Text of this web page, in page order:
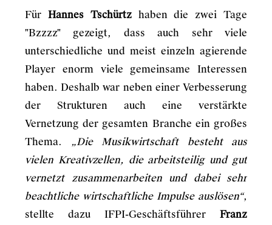
Für Hannes Tschürtzhaben die zwei Tage
"Bzzzz" gezeigt, dass auch sehr viele
unterschiedliche und meist einzeln agierende
Player enorm viele gemeinsame Interessen
haben. Deshalb war neben einer Verbesserung
der Strukturen auch eine verstärkte
Vernetzung der gesamten Branche ein großes
Thema.
„Die Musikwirtschaft besteht aus
vielen Kreativzellen, die arbeitsteilig und gut
vernetzt zusammenarbeiten und dabei sehr
beachtliche wirtschaftliche Impulse auslösen“,
stellte dazu IFPI-Geschäftsführer Franz